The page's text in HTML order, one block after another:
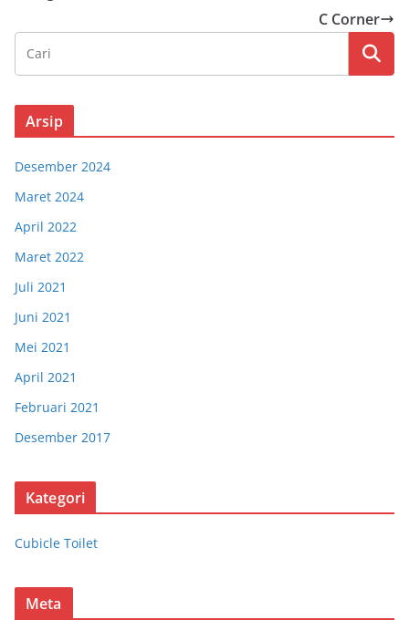
C Corner
Arsip
Desember 2024
Maret 2024
April 2022
Maret 2022
Juli 2021
Juni 2021
Mei 2021
April 2021
Februari 2021
Desember 2017
Kategori
Cubicle Toilet
Meta